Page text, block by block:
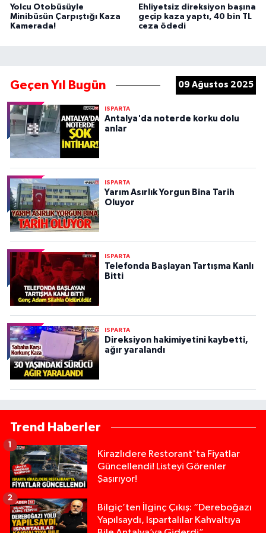
Yolcu Otobüsüyle
Minibüsün Çarpıştığı Kaza
Kamerada!
Ehliyetsiz direksiyon başına
geçip kaza yaptı, 40 bin TL
ceza ödedi
Geçen Yıl Bugün 09 Ağustos 2025
ISPARTA
Antalya'da noterde korku dolu
anlar
ISPARTA
Yarım Asırlık Yorgun Bina Tarih
Oluyor
ISPARTA
Telefonda Başlayan Tartışma Kanlı
Bitti
ISPARTA
Direksiyon hakimiyetini kaybetti,
ağır yaralandı
Trend Haberler
Kirazlıdere Restorant'ta Fiyatlar
Güncellendi! Listeyi Görenler
Şaşırıyor!
1
Bilgiç’ten İlginç Çıkış: “Dereboğazı
Yapılsaydı, Ispartalılar Kahvaltıya
2